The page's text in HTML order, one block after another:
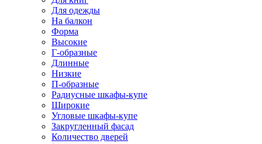
Для одежды
На балкон
Форма
Высокие
Г-образные
Длинные
Низкие
П-образные
Радиусные шкафы-купе
Широкие
Угловые шкафы-купе
Закругленный фасад
Количество дверей